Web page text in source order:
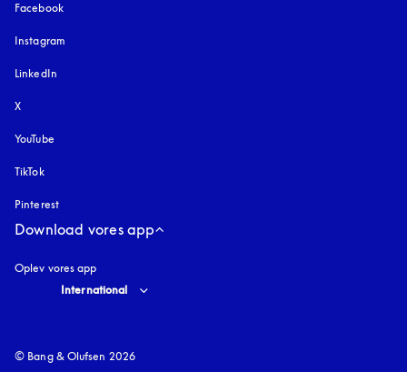
Facebook
Instagram
LinkedIn
X
YouTube
TikTok
Pinterest
Download vores app
Oplev vores app
Select country and language
International
© Bang & Olufsen 2026